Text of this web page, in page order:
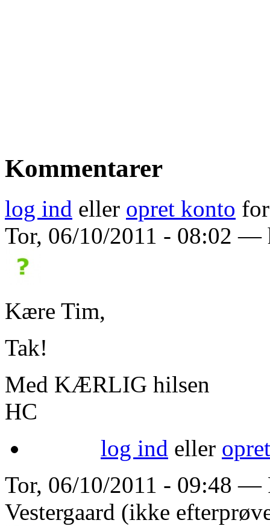
Kommentarer
log ind eller opret konto
Tor, 06/10/2011 - 08:02 —
Kære Tim,
Tak!
Med KÆRLIG hilsen
HC
log ind eller
Tor, 06/10/2011 - 09:48 —
Vestergaard (ikke